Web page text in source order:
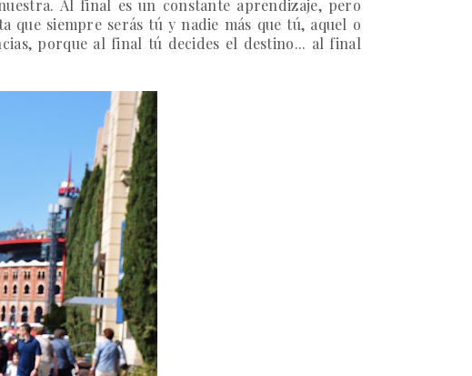
Al final es un constante aprendizaje, pero
que siempre serás tú y nadie más que tú, aquel o
porque al final tú decides el destino... al final